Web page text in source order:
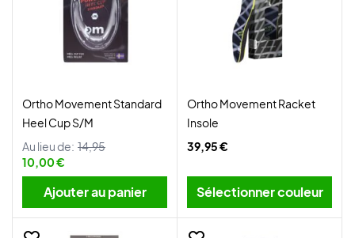
Ortho Movement Standard
Heel Cup S/M
Au lieu de: 14,95
10,00 €
Ajouter au panier
Ortho Movement Racket
Insole
39,95 €
Sélectionner couleur